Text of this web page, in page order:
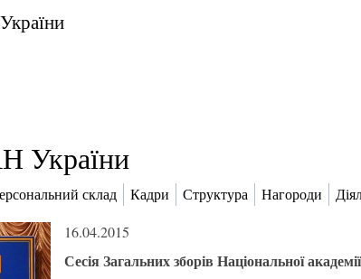
України
склад Кадри Структура Нагороди
16.04.2015
Сесія Загальних зборів Національної